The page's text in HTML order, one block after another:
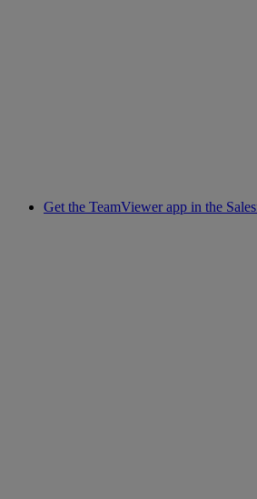
Get the TeamViewer app in the